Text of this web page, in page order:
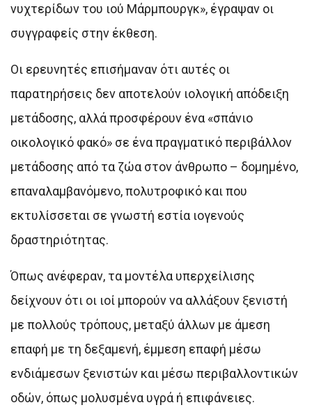
νυχτερίδων του ιού Μάρμπουργκ», έγραψαν οι
συγγραφείς στην έκθεση.
Οι ερευνητές επισήμαναν ότι αυτές οι
παρατηρήσεις δεν αποτελούν ιολογική απόδειξη
μετάδοσης, αλλά προσφέρουν ένα «σπάνιο
οικολογικό φακό» σε ένα πραγματικό περιβάλλον
μετάδοσης από τα ζώα στον άνθρωπο – δομημένο,
επαναλαμβανόμενο, πολυτροφικό και που
εκτυλίσσεται σε γνωστή εστία ιογενούς
δραστηριότητας.
Όπως ανέφεραν, τα μοντέλα υπερχείλισης
δείχνουν ότι οι ιοί μπορούν να αλλάξουν ξενιστή
με πολλούς τρόπους, μεταξύ άλλων με άμεση
επαφή με τη δεξαμενή, έμμεση επαφή μέσω
ενδιάμεσων ξενιστών και μέσω περιβαλλοντικών
οδών, όπως μολυσμένα υγρά ή επιφάνειες.